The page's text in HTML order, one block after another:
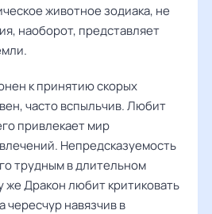
животное зодиака, не
наоборот, представляет
к принятию скорых
часто вспыльчив. Любит
привлекает мир
Непредсказуемость
трудным в длительном
же Дракон любит критиковать
навязчив в